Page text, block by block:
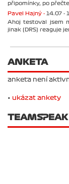
připomínky, po
Pavel Hajný - 14.07 -
Ahoj testoval jsem
jinak (DRS) reaguje
ANKETA
anketa není
• ukázat ankety
TEAMSPEAK